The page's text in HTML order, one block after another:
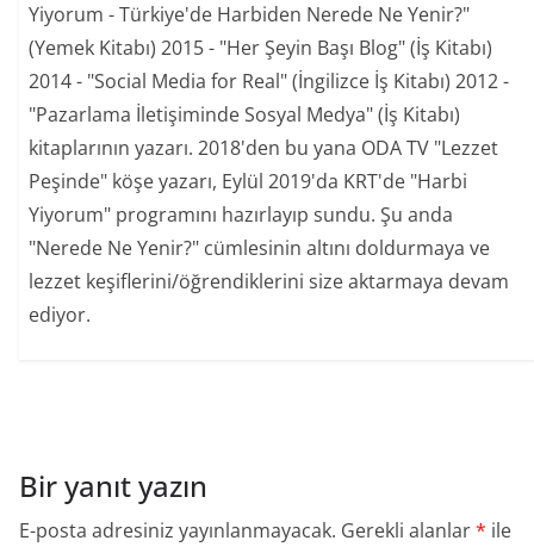
Yiyorum - Türkiye'de Harbiden Nerede Ne Yenir?"
(Yemek Kitabı) 2015 - "Her Şeyin Başı Blog" (İş Kitabı)
2014 - "Social Media for Real" (İngilizce İş Kitabı) 2012 -
"Pazarlama İletişiminde Sosyal Medya" (İş Kitabı)
kitaplarının yazarı. 2018'den bu yana ODA TV "Lezzet
Peşinde" köşe yazarı, Eylül 2019'da KRT'de "Harbi
Yiyorum" programını hazırlayıp sundu. Şu anda
"Nerede Ne Yenir?" cümlesinin altını doldurmaya ve
lezzet keşiflerini/öğrendiklerini size aktarmaya devam
ediyor.
Bir yanıt yazın
E-posta adresiniz yayınlanmayacak. Gerekli alanlar* ile